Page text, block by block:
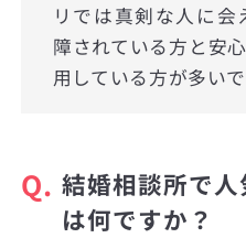
リでは真剣な人に
障されている方と安
用している方が多いで
Q. 結婚相談所で
は何ですか？